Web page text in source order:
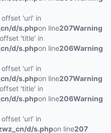
'url' in
d/s.phpon line207Warning
'title' in
d/s.phpon line206Warning
'url' in
d/s.phpon line207Warning
'title' in
d/s.phpon line206Warning
'url' in
d/s.phpon line207